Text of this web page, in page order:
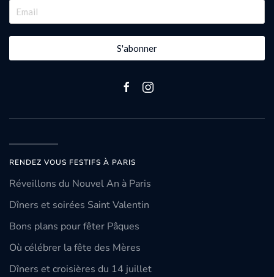
S'abonner
RENDEZ VOUS FESTIFS À PARIS
Réveillons du Nouvel An à Paris
Dîners et soirées Saint Valentin
Bons plans pour fêter Pâques
Où célébrer la fête des Mères
Dîners et croisières du 14 juillet